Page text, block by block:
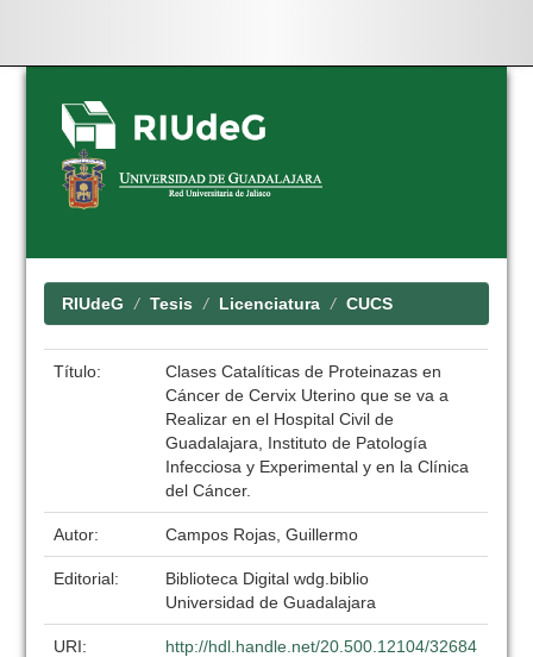
Skip
navigation
RIUdeG Tesis Licenciatura CUCS
Título:
Clases Catalíticas de Proteinazas en
Cáncer de Cervix Uterino que se va a
Realizar en el Hospital Civil de
Guadalajara, Instituto de Patología
Infecciosa y Experimental y en la Clínica
del Cáncer.
Autor: Campos Rojas, Guillermo
Editorial:
Biblioteca Digital wdg.biblio
Universidad de Guadalajara
URI:
http://hdl.handle.net/20.500.12104/32684